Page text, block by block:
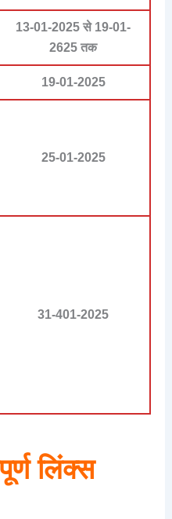
13-01-2025 से 19-01-
2625 तक
19-01-2025
25-01-2025
31-401-2025
लिंक्स